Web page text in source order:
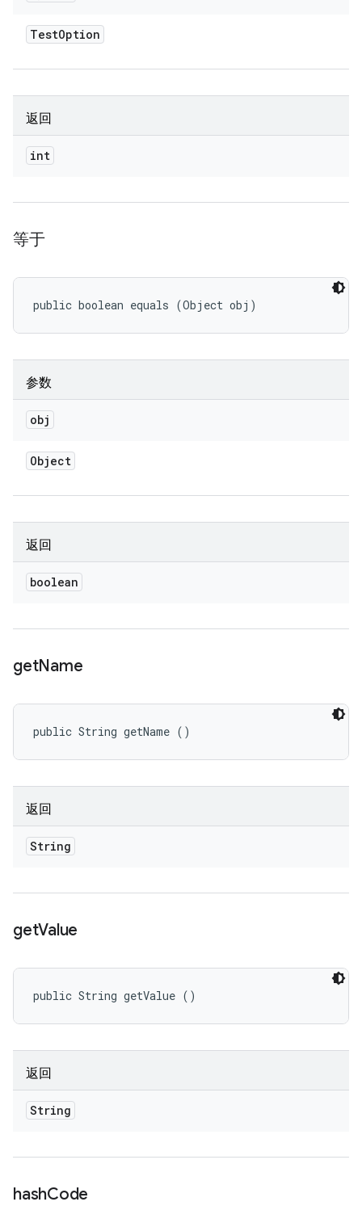
TestOption
返回
int
等于
public boolean equals (Object obj)
参数
obj
Object
返回
boolean
getName
public String getName ()
返回
String
getValue
public String getValue ()
返回
String
hashCode